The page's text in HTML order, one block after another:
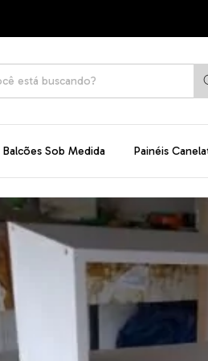
Balcões Sob Medida Painéis